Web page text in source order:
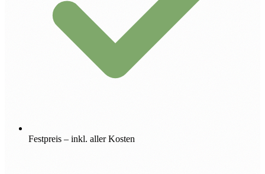
Festpreis – inkl. aller Kosten